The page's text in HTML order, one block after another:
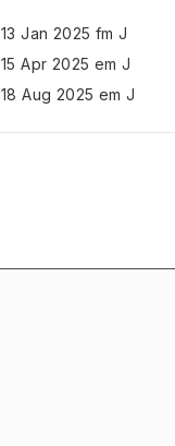
13 Jan 2025 fm J
15 Apr 2025 em J
18 Aug 2025 em J